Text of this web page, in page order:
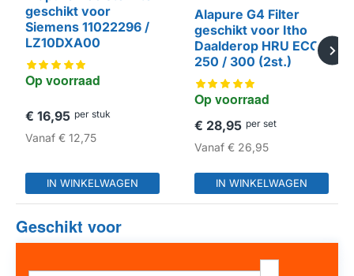
HUISMERK
Op voorraad
geschikt voor
Siemens 11022296 /
LZ10DXA00
€ 16,95 per stuk
Vanaf € 12,75
IN WINKELWAGEN
HUISMERK
Op voorraad
Alapure G4 Filter
geschikt voor Itho
Daalderop HRU ECO
250 / 300 (2st.)
€ 28,95 per set
Vanaf€ 26,95
IN WINKELWAGEN
Geschikt voor